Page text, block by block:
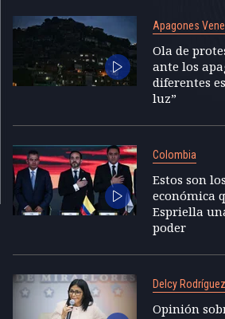
Apagones
Ola de
ante los
diferentes
luz”
Colombia
Estos son
económica
Espriella
poder
Delcy Rodríguez
Opinión